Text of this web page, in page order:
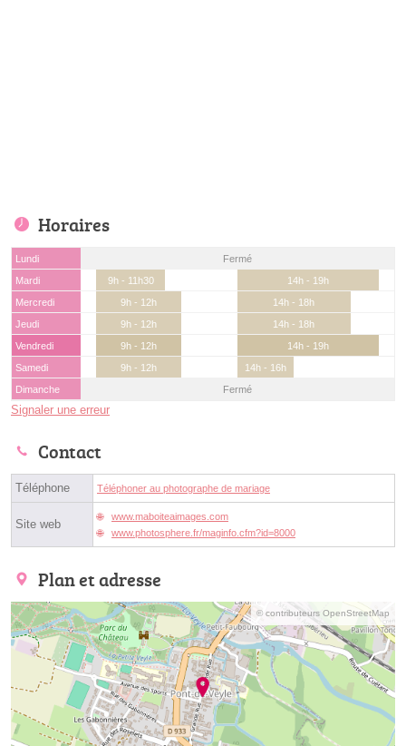
Horaires
Lundi
Fermé
Mardi
9h - 11h30
14h - 19h
Mercredi
9h - 12h
14h - 18h
Jeudi
9h - 12h
14h - 18h
Vendredi
9h - 12h
14h - 19h
Samedi
9h - 12h
14h - 16h
Dimanche
Fermé
Signaler une erreur
Contact
Téléphone Téléphoner au photographe de mariage
Site web
www.maboiteaimages.com
www.photosphere.fr/maginfo.cfm?id=8000
Plan et adresse
© contributeurs OpenStreetMap